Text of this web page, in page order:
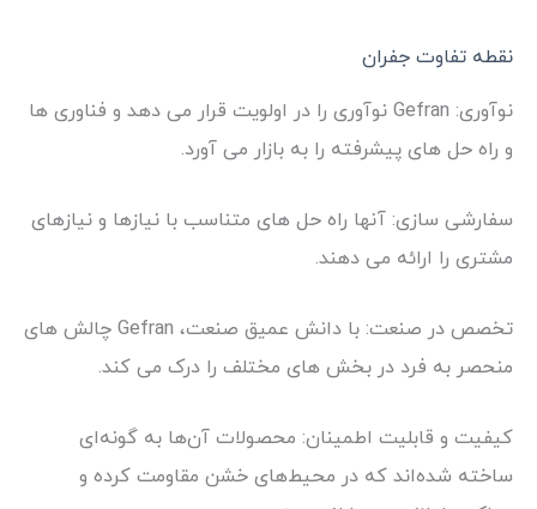
نقطه تفاوت جفران
نوآوری: Gefran نوآوری را در اولویت قرار می دهد و فناوری ها
و راه حل های پیشرفته را به بازار می آورد.
سفارشی سازی: آنها راه حل های متناسب با نیازها و نیازهای
مشتری را ارائه می دهند.
تخصص در صنعت: با دانش عمیق صنعت، Gefran چالش های
منحصر به فرد در بخش های مختلف را درک می کند.
کیفیت و قابلیت اطمینان: محصولات آن‌ها به گونه‌ای
ساخته شده‌اند که در محیط‌های خشن مقاومت کرده و